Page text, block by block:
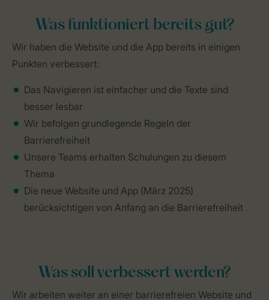
Was funktioniert bereits gut?
Wir haben die Website und die App bereits in einigen
Punkten verbessert:
Das Navigieren ist einfacher und die Texte sind
besser lesbar
Wir befolgen grundlegende Regeln der
Barrierefreiheit
Unsere Teams erhalten Schulungen zu diesem
Thema
Die neue Website und App (März 2025)
berücksichtigen von Anfang an die Barrierefreiheit
Was soll verbessert werden?
Wir arbeiten weiter an einer barrierefreien Website und